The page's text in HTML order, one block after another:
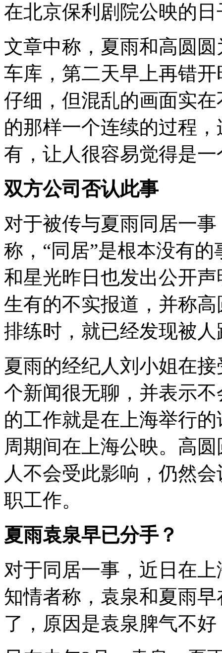
在北京保利剧院公映的日
文章中称，夏雨和高圆
车库，第二天早上再错
仔细，但混乱的画面实
的那样一个连续的过程
有，让人很容易觉得是
双方公司否认此事
对于被传与夏雨同居一
称，“同居”是根本没有
和星光昨日也发出公开
生有的不实报道，并称
排练时，就已经发现被
夏雨的经纪人刘小姐在
个新闻很无聊，并表示
的工作就是在上海举行
周期间在上海公映。高
人不会受此影响，仍然
职工作。
夏雨袁泉早已分手？
对于同居一事，近日在
知情者称，袁泉和夏雨
了，原因是袁泉脾气不